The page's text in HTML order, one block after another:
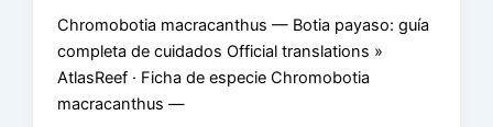
Chromobotia macracanthus — Botia payaso: guía
completa de cuidados Official translations »
AtlasReef · Ficha de especie Chromobotia
macracanthus —